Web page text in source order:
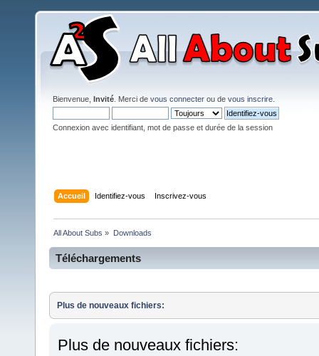
Bienvenue, Invité . Merci de vous connecter ou de vous inscrire
Connexion avec identifiant, mot de passe et durée de la session
Accueil Identifiez-vous Inscrivez-vous
All About Subs » Downloads
Téléchargements
Plus de nouveaux fichiers:
Plus de nouveaux fichiers: